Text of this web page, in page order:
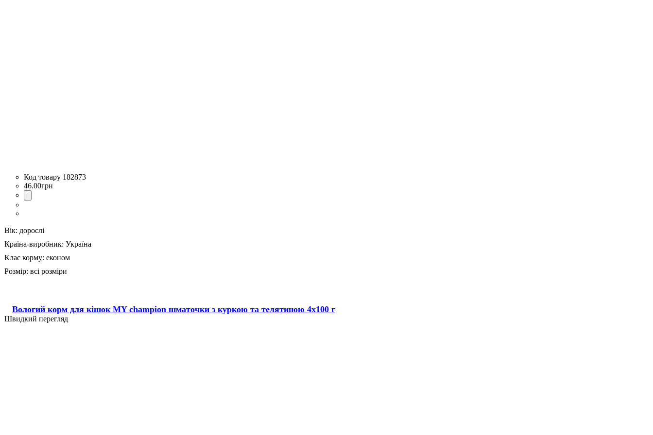
182873
46.00грн
Вік: дорослі
Країна-виробник: Україна
Клас корму: економ
Розмір: всі розміри
Вологий корм для кішок MY champion шматочки з куркою та телятиною 4х100 г
Швидкий перегляд